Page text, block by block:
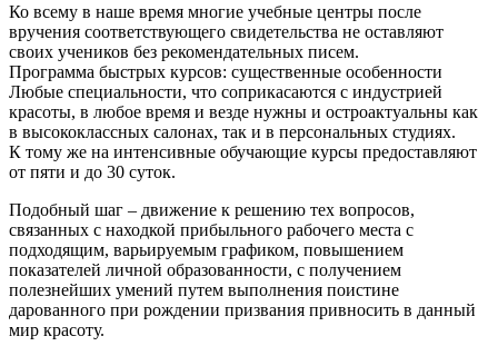
Ко всему в наше время многие учебные центры после
вручения соответствующего свидетельства не оставляют
своих учеников без рекомендательных писем.
Программа быстрых курсов: существенные особенности
Любые специальности, что соприкасаются с индустрией
красоты, в любое время и везде нужны и остроактуальны как
в высококлассных салонах, так и в персональных студиях.
К тому же на интенсивные обучающие курсы предоставляют
от пяти и до 30 суток.
Подобный шаг – движение к решению тех вопросов,
связанных с находкой прибыльного рабочего места с
подходящим, варьируемым графиком, повышением
показателей личной образованности, с получением
полезнейших умений путем выполнения поистине
дарованного при рождении призвания привносить в данный
мир красоту.